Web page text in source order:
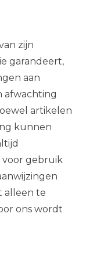
zijn
garandeert,
aan
afwachting
artikelen
kunnen
voor gebruik
alleen te
ons wordt